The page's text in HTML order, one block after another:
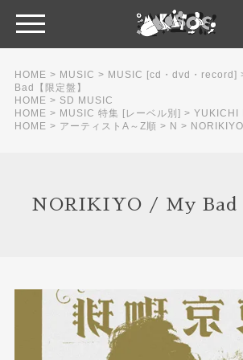
HOME > MUSIC > MUSIC [cd・dvd・record]
Bad【限定盤】
HOME > SD MUSIC
HOME > MUSIC 特集 [レーベル別] > YUKICHI
HOME > アーティストA～Z順 > N > NORIKIYO
NORIKIYO / My Bad